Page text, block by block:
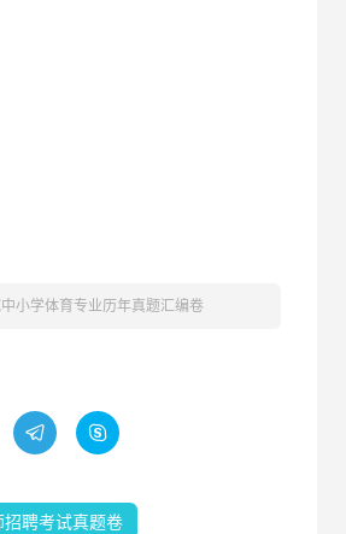
小学体育专业历年真题汇编卷
 
聘考试真题卷